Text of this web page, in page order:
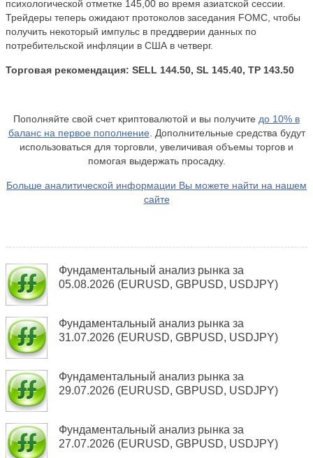
психологической отметке 145,00 во время азиатской сессии.
Трейдеры теперь ожидают протоколов заседания FOMC, чтобы
получить некоторый импульс в преддверии данных по
потребительской инфляции в США в четверг.
Торговая рекомендация: SELL 144.50, SL 145.40, TP 143.50
Пополняйте свой счет криптовалютой и вы получите до 10% в
баланс на первое пополнение . Дополнительные средства будут
использоваться для торговли, увеличивая объемы торгов и
помогая выдержать просадку.
Больше аналитической информации Вы можете найти на нашем
сайте
Фундаментальный анализ рынка за
05.08.2026 (EURUSD, GBPUSD, USDJPY)
Фундаментальный анализ рынка за
31.07.2026 (EURUSD, GBPUSD, USDJPY)
Фундаментальный анализ рынка за
29.07.2026 (EURUSD, GBPUSD, USDJPY)
Фундаментальный анализ рынка за
27.07.2026 (EURUSD, GBPUSD, USDJPY)